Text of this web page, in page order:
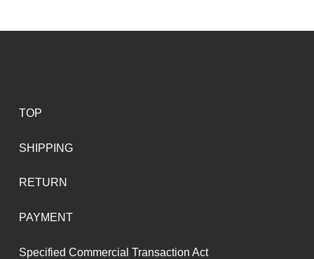
TOP
SHIPPING
RETURN
PAYMENT
Specified Commercial Transaction Act